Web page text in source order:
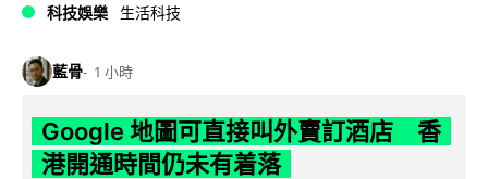
科技娛樂 生活科技
藍骨 1 小時
Google 地圖可直接叫外賣訂酒店 香
港開通時間仍未有着落